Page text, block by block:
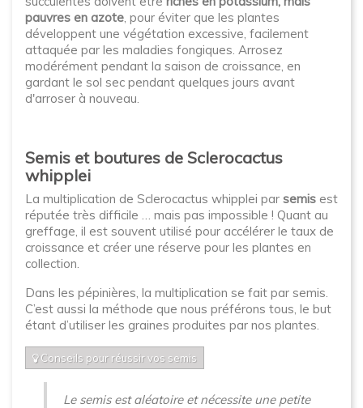
pauvres en azote, pour éviter que les plantes
développent une végétation excessive, facilement
attaquée par les maladies fongiques. Arrosez
modérément pendant la saison de croissance, en
gardant le sol sec pendant quelques jours avant
d'arroser à nouveau.
Semis et boutures de Sclerocactus
whipplei
La multiplication de Sclerocactus whipplei par semis est
réputée très difficile … mais pas impossible ! Quant au
greffage, il est souvent utilisé pour accélérer le taux de
croissance et créer une réserve pour les plantes en
collection.
Dans les pépinières, la multiplication se fait par semis.
C’est aussi la méthode que nous préférons tous, le but
étant d’utiliser les graines produites par nos plantes.
Conseils pour réussir vos semis
Le semis est aléatoire et nécessite une petite